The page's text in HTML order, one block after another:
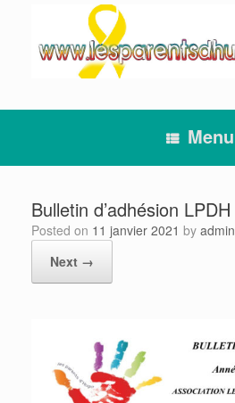
Menu
Bulletin d’adhésion LPDH
Posted on 11 janvier 2021 by admin
Next →